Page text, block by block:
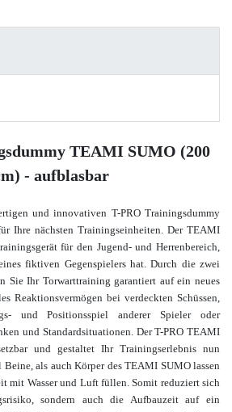
TEAMI SUMO (200
- aufblasbar
und innovativen T-PRO Trainingsdummy
Ihre nächsten Trainingseinheiten. Der TEAMI
für den Jugend- und Herrenbereich,
fiktiven Gegenspielers hat. Durch die zwei
Sie Ihr Torwarttraining garantiert auf ein neues
Reaktionsvermögen bei verdeckten Schüssen,
und Positionsspiel anderer Spieler oder
und Standardsituationen. Der T-PRO TEAMI
und gestaltet Ihr Trainingserlebnis nun
als auch Körper des TEAMI SUMO lassen
mit Wasser und Luft füllen. Somit reduziert sich
sondern auch die Aufbauzeit auf ein